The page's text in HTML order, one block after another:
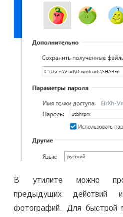
В утилите можно
предыдущих действий
фотографий. Для быстрой